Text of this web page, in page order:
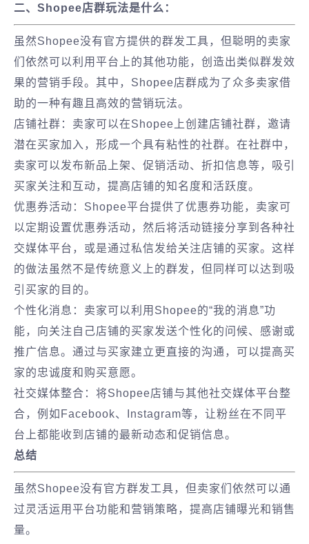
二、Shopee店群玩法是什么：
虽然Shopee没有官方提供的群发工具，但聪明的卖家
们依然可以利用平台上的其他功能，创造出类似群发效
果的营销手段。其中，Shopee店群成为了众多卖家借
助的一种有趣且高效的营销玩法。
店铺社群：卖家可以在Shopee上创建店铺社群，邀请
潜在买家加入，形成一个具有粘性的社群。在社群中，
卖家可以发布新品上架、促销活动、折扣信息等，吸引
买家关注和互动，提高店铺的知名度和活跃度。
优惠券活动：Shopee平台提供了优惠券功能，卖家可
以定期设置优惠券活动，然后将活动链接分享到各种社
交媒体平台，或是通过私信发给关注店铺的买家。这样
的做法虽然不是传统意义上的群发，但同样可以达到吸
引买家的目的。
个性化消息：卖家可以利用Shopee的“我的消息”功
能，向关注自己店铺的买家发送个性化的问候、感谢或
推广信息。通过与买家建立更直接的沟通，可以提高买
家的忠诚度和购买意愿。
社交媒体整合：将Shopee店铺与其他社交媒体平台整
合，例如Facebook、Instagram等，让粉丝在不同平
台上都能收到店铺的最新动态和促销信息。
总结
虽然Shopee没有官方群发工具，但卖家们依然可以通
过灵活运用平台功能和营销策略，提高店铺曝光和销售
量。